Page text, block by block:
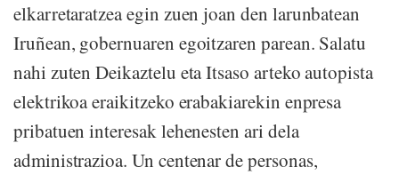
elkarretaratzea egin zuen joan den larunbatean
Iruñean, gobernuaren egoitzaren parean. Salatu
nahi zuten Deikaztelu eta Itsaso arteko autopista
elektrikoa eraikitzeko erabakiarekin enpresa
pribatuen interesak lehenesten ari dela
administrazioa. Un centenar de personas,